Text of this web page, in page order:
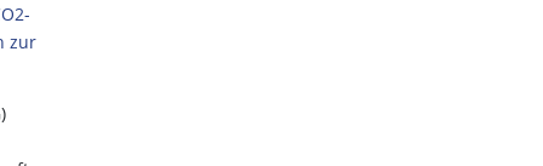
zur